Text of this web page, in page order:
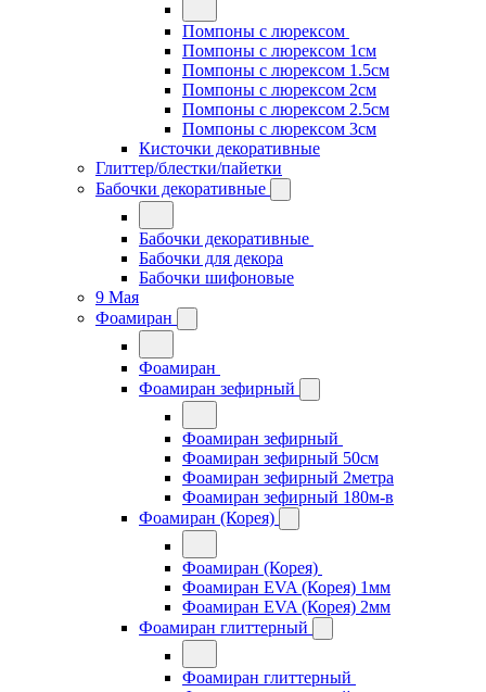
Помпоны с люрексом
Помпоны с люрексом 1см
Помпоны с люрексом 1.5см
Помпоны с люрексом 2см
Помпоны с люрексом 2.5см
Помпоны с люрексом 3см
Кисточки декоративные
Глиттер/блестки/пайетки
Бабочки декоративные
Бабочки декоративные
Бабочки для декора
Бабочки шифоновые
9 Мая
Фоамиран
Фоамиран
Фоамиран зефирный
Фоамиран зефирный
Фоамиран зефирный 50см
Фоамиран зефирный 2метра
Фоамиран зефирный 180м-в
Фоамиран (Корея)
Фоамиран (Корея)
Фоамиран EVA (Корея) 1мм
Фоамиран EVA (Корея) 2мм
Фоамиран глиттерный
Фоамиран глиттерный